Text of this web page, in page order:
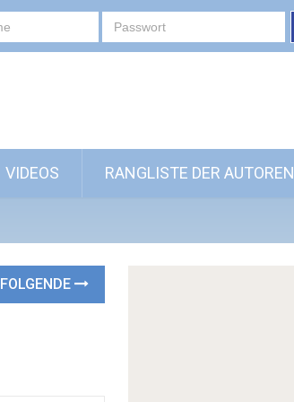
VIDEOS RANGLISTE DER AUTOREN
FOLGENDE